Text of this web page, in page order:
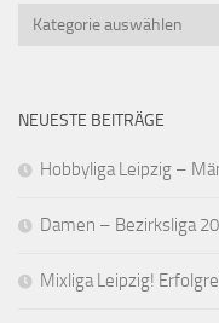
Kategorien
NEUESTE BEITRÄGE
Hobbyliga Leipzig –
Damen – Bezirksliga
Mixliga Leipzig!